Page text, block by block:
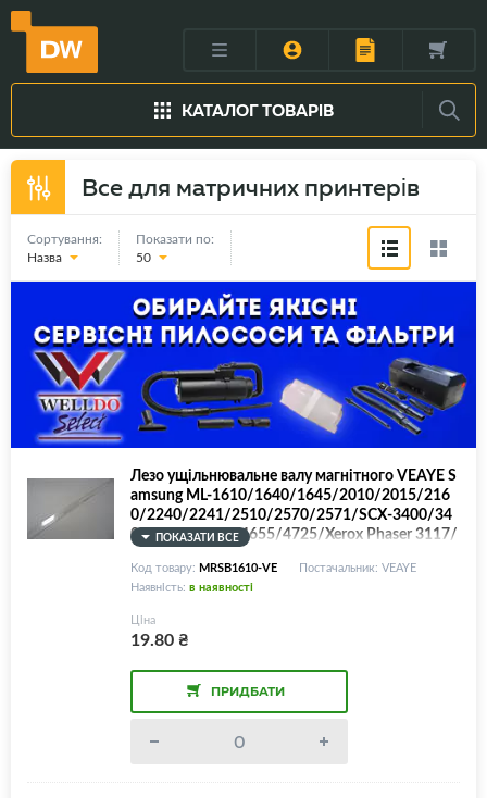
КАТАЛОГ ТОВАРІВ
Все для матричних принтерів
Сортування:
Назва
Показати по:
50
Лезо ущільнювальне валу магнітного VEAYE S
amsung ML-1610/1640/1645/2010/2015/216
0/2240/2241/2510/2570/2571/SCX-3400/34
05/3407/4650/4655/4725/Xerox Phaser 3117/
3122/3124/3125/3200, MRS Blade
ПОКАЗАТИ ВСЕ
Код товару: MRSB1610-VE
Постачальник: VEAYE
Наявність: в наявності
Ціна
19.80₴
ПРИДБАТИ